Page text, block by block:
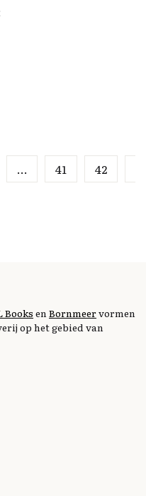
… 41 42
BooksenBornmeervormen
op het gebied van